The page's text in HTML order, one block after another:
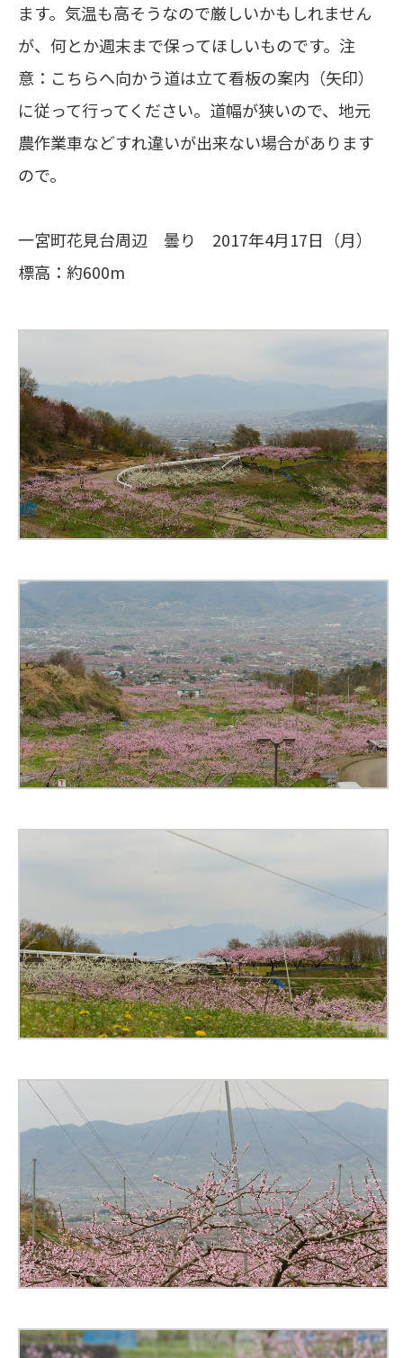
ます。気温も高そうなので厳しいかもしれません
が、何とか週末まで保ってほしいものです。注
意：こちらへ向かう道は立て看板の案内（矢印）
に従って行ってください。道幅が狭いので、地元
農作業車などすれ違いが出来ない場合があります
ので。
一宮町花見台周辺 曇り 2017年4月17日（月）
標高：約600m